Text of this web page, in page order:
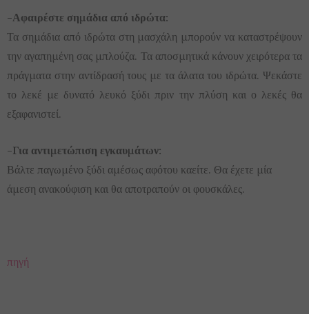
-Αφαιρέστε σημάδια από ιδρώτα:
Τα σημάδια από ιδρώτα στη μασχάλη μπορούν να καταστρέψουν
την αγαπημένη σας μπλούζα. Τα αποσμητικά κάνουν χειρότερα τα
πράγματα στην αντίδρασή τους με τα άλατα του ιδρώτα. Ψεκάστε
το λεκέ με δυνατό λευκό ξύδι πριν την πλύση και ο λεκές θα
εξαφανιστεί.
-Για αντιμετώπιση εγκαυμάτων:
Βάλτε παγωμένο ξύδι αμέσως αφότου καείτε. Θα έχετε μία
άμεση ανακούφιση και θα αποτραπούν οι φουσκάλες.
πηγή